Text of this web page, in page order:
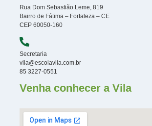
Rua Dom Sebastião Leme, 819
Bairro de Fátima – Fortaleza – CE
CEP 60050-160
Secretaria
vila@escolavila.com.br
85 3227-0551
Venha conhecer a Vila